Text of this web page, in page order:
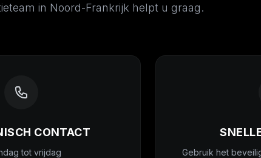
in Noord-Frankrijk helpt u graag.
CONTACT
tot vrijdag
Gebruik het